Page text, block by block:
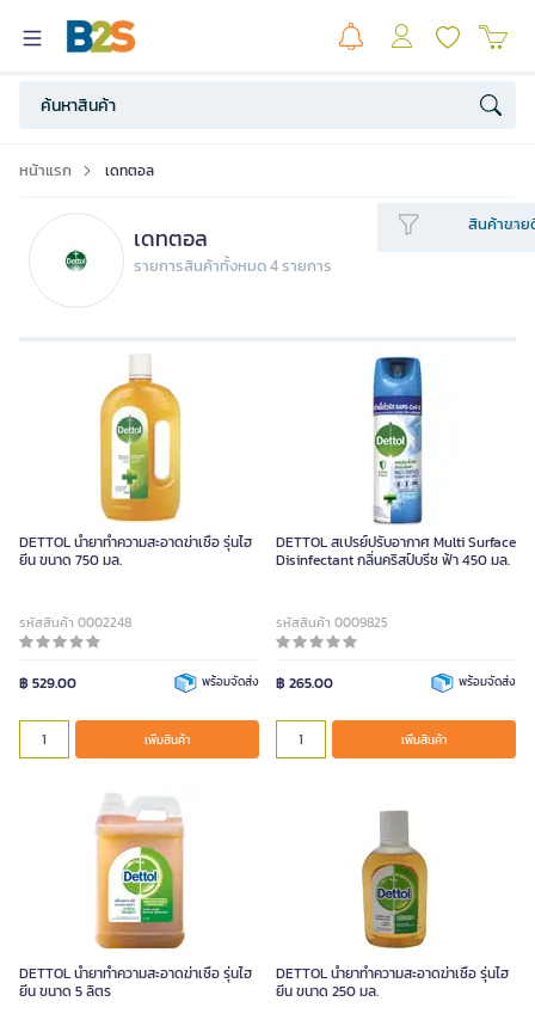
หน้าแรก เดทตอล
เดทตอล
รายการสินค้าทั้งหมด 4 รายการ
สินค้าขาย
DETTOL น้ำยาทำความสะอาดฆ่าเชื้อ รุ่นไฮ
ยีน ขนาด 750 มล.
รหัสสินค้า 0002248
฿ 529.00 พร้อมจัดส่ง
เพิ่มสินค้า
DETTOL สเปรย์ปรับอากาศ Multi Surface
Disinfectant กลิ่นคริสป์บรีช ฟ้า 450 มล.
รหัสสินค้า 0009825
฿ 265.00 พร้อมจัดส่ง
เพิ่มสินค้า
DETTOL น้ำยาทำความสะอาดฆ่าเชื้อ รุ่นไฮ
ยีน ขนาด 5 ลิตร
DETTOL น้ำยาทำความสะอาดฆ่าเชื้อ รุ่นไฮ
ยีน ขนาด 250 มล.